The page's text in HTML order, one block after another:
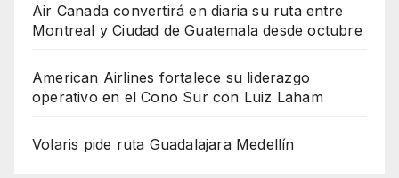
Air Canada convertirá en diaria su ruta entre
Montreal y Ciudad de Guatemala desde octubre
American Airlines fortalece su liderazgo
operativo en el Cono Sur con Luiz Laham
Volaris pide ruta Guadalajara Medellín